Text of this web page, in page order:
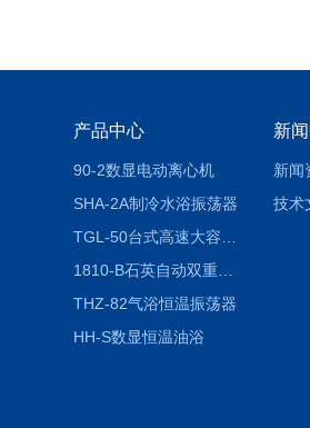
产品中心
90-2数显电动离心机
SHA-2A制冷水浴振荡器
1810-B石英自动双重纯水蒸馏水器
THZ-82气浴恒温振荡器
HH-S数显恒温油浴
新
新闻
技术